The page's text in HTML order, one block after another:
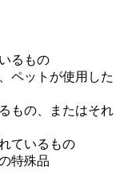
るもの
ペットが使用した
もの、またはそれ
ているもの
特殊品